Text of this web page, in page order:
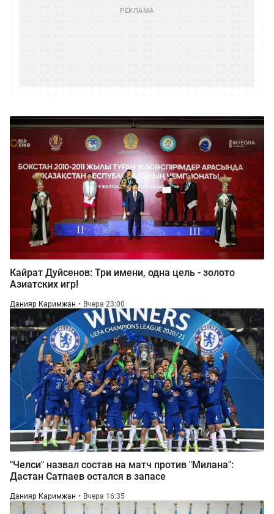
Кайрат Дуйсенов: Три имени, одна цель - золото
Азиатских игр!
Данияр Каримжан Вчера 23:00
"Челси" назвал состав на матч против "Милана":
Дастан Сатпаев остался в запасе
Данияр Каримжан Вчера 16:35